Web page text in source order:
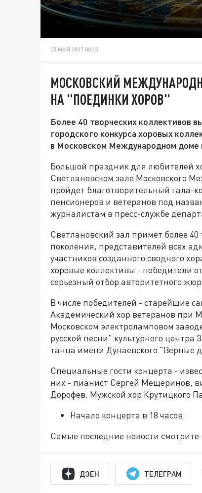
05 МАЯ 2017 00:03
МОСКОВСКИЙ
НА "ПОЕДИНКИ ХОРОВ"
Более 40 творческих коллективов
городского конкурса хоровых
в Московском Международном
Большой праздник для любителей
Светлановском зале Московского
пройдет благотворительный гала-
пенсионеров и ветеранов под
журналистам в пресс-службе
Светлановский зал примет более
поколения, представителей всех
участников созданного сводного
хоровые коллективы - победители
серьезный отбор авторитетного
В числе победителей - старейшие
Академический хор ветеранов при
Московском электроламповом
русской песни" культурного
танца имени Дунаевского "Верные
Специальные гости концерта -
них - пианист Сергей Мещеринов,
Дорофев, Мужской хор Крутицкого
Начало концерта в 18 часов.
Самые последние новости
ДЗЕН ТЕЛЕГРАМ